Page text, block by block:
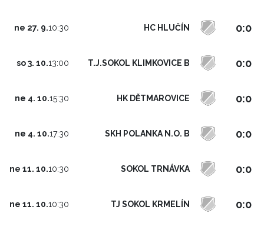
ne 27. 9.10:30 HC HLUČÍN 0:0
so 3. 10.13:00 T.J.SOKOL KLIMKOVICE B 0:0
ne 4. 10.15:30 HK DĚTMAROVICE 0:0
ne 4. 10.17:30 SKH POLANKA N.O. B 0:0
ne 11. 10.10:30 SOKOL TRNÁVKA 0:0
ne 11. 10.10:30 TJ SOKOL KRMELÍN 0:0